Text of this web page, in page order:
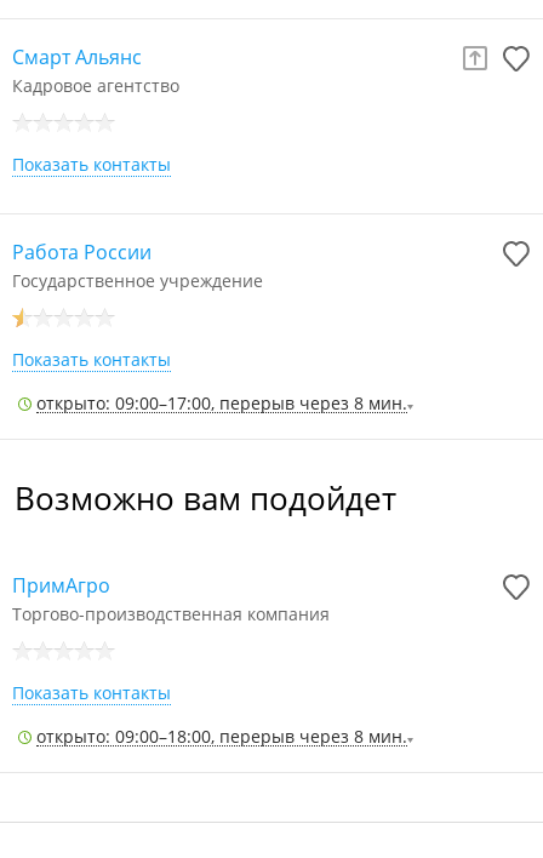
Смарт Альянс
Кадровое агентство
Показать контакты
Работа России
Государственное учреждение
Показать контакты
открыто: 09:00–17:00, перерыв через 8 мин.
Возможно вам подойдет
ПримАгро
Торгово-производственная компания
Показать контакты
открыто: 09:00–18:00, перерыв через 8 мин.